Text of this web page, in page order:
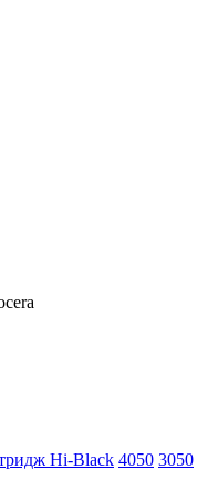
Hi-Black 4050 3050